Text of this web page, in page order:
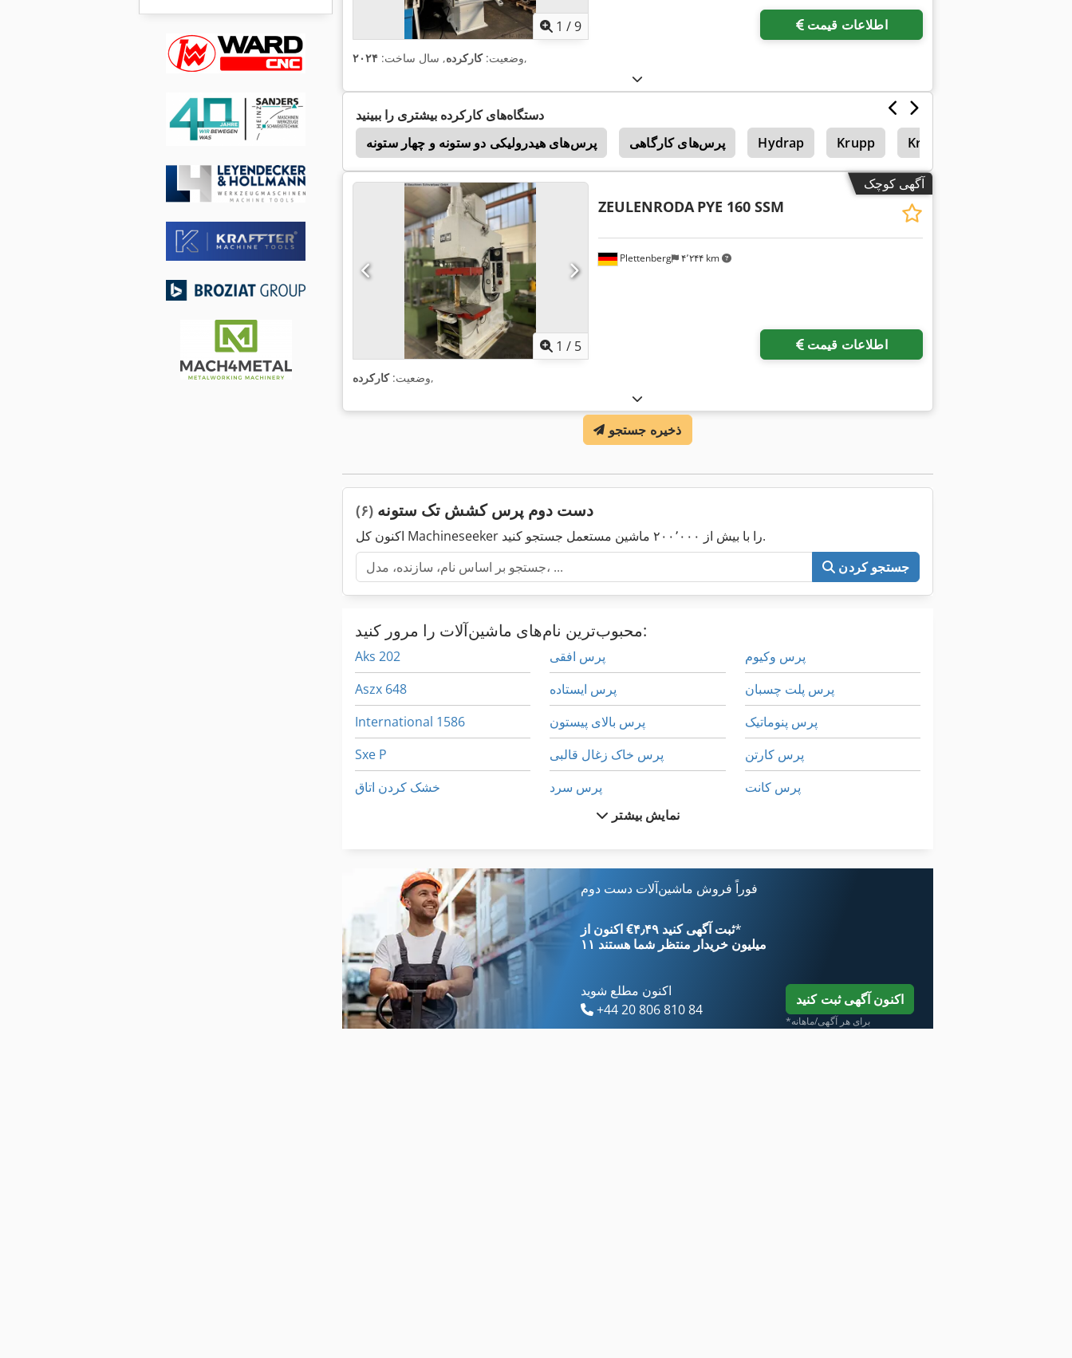
1 /9 اطلاعات قیمت
وضعیت:کارکرده, سال ساخت: ۲۰۲۴ ,
دستگاه‌های کارکرده بیشتری را ببینید
پرس‌های هیدرولیکی دو ستونه و چهار ستونه
پرس‌های کارگاهی Hydrap Krupp Krupp Kmk 2025
Zeulenroda
آگهی کوچک
1 / 5
Plettenberg ۴٬۲۴۴ km
ZEULENRODA PYE 160 SSM
اطلاعات قیمت
وضعیت:کارکرده ,
ذخیره جستجو
دست دوم پرس کشش تک ستونه (۶)
اکنون کل Machineseeker را با بیش از ۲۰۰٬۰۰۰ ماشین مستعمل جستجو کنید.
جستجو کردن
محبوب‌ترین نام‌های ماشین‌آلات را مرور کنید:
Aks 202
Aszx 648
International 1586
Sxe P
خشک کردن اتاق
قاب پرس
پرس
پرس افقی
پرس ایستاده
پرس بالای پیستون
پرس خاک زغال قالبی
پرس سرد
پرس سوسیس سرخ کرده
پرس فورج
پرس لبه
پرس وکیوم
پرس پلت چسبان
پرس پنوماتیک
پرس کارتن
پرس کانت
نمایش بیشتر
فوراً فروش ماشین‌آلات دست دوم
اکنون از ‎€۴٫۴۹ ثبت آگهی کنید*
۱۱ میلیون خریدار منتظر شما هستند
اکنون مطلع شوید
+44 20 806 810 84
اکنون آگهی ثبت کنید
*برای هر آگهی/ماهانه